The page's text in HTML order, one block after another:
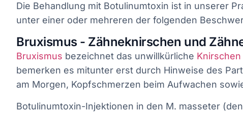
Die Behandlung mit Botulinumtoxin ist in unserer
unter einer oder mehreren der folgenden
Bruxismus - Zähneknirschen und
Bruxismus bezeichnet das unwillkürliche Knirschen
bemerken es mitunter erst durch Hinweise des
am Morgen, Kopfschmerzen beim Aufwachen
Botulinumtoxin-Injektionen in den M. masseter